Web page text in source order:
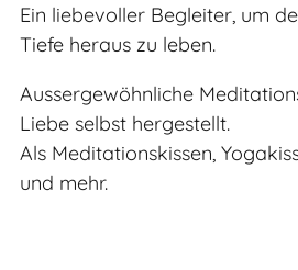
Ein liebevoller Begleiter, um
Tiefe heraus zu leben.
Aussergewöhnliche
Liebe selbst hergestellt.
Als Meditationskissen,
und mehr.